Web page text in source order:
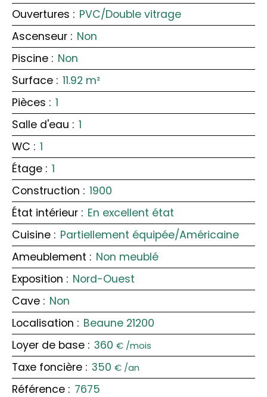
Ouvertures : PVC/Double vitrage
Ascenseur : Non
Piscine : Non
Surface : 11.92 m²
Pièces : 1
Salle d'eau : 1
WC : 1
Étage : 1
Construction : 1900
État intérieur : En excellent état
Cuisine : Partiellement équipée/Américaine
Ameublement : Non meublé
Exposition : Nord-Ouest
Cave : Non
Localisation : Beaune 21200
Loyer de base : 360 € /mois
Taxe foncière : 350 € /an
Référence : 7675